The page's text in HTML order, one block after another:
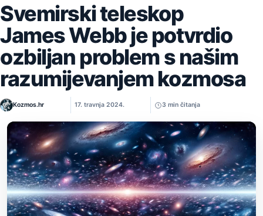
Svemirski teleskop
James Webb je potvrdio
ozbiljan problem s našim
razumijevanjem kozmosa
Kozmos.hr 17. travnja 2024. 3 min čitanja